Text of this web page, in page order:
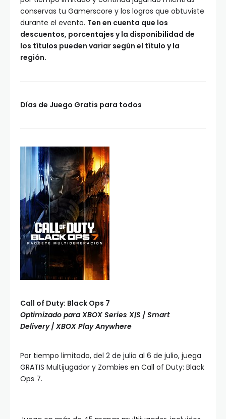
conservas tu Gamerscore y los logros que obtuviste
durante el evento. Ten en cuenta que los
descuentos, porcentajes y la disponibilidad de
los títulos pueden variar según el título y la
región.
Días de Juego Gratis para todos
Call of Duty: Black Ops 7
Optimizado para XBOX Series X|S / Smart
Delivery/ XBOX Play Anywhere
Por tiempo limitado, del 2 de julio al 6 de julio, juega
GRATIS Multijugador y Zombies en Call of Duty: Black
Ops 7.